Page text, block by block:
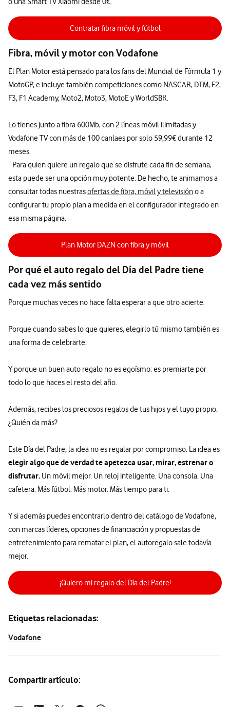
Contratar fibra móvil y fútbol
Fibra, móvil y motor con Vodafone
El Plan Motor está pensado para los fans del Mundial de Fórmula 1 y
MotoGP, e incluye también competiciones como NASCAR, DTM, F2,
F3, F1 Academy, Moto2, Moto3, MotoE y WorldSBK.
Lo tienes junto a fibra 600Mb, con 2 líneas móvil ilimitadas y
Vodafone TV con más de 100 canlaes por solo 59,99€ durante 12
meses.
Para quien quiere un regalo que se disfrute cada fin de semana,
esta puede ser una opción muy potente. De hecho, te animamos a
consultar todas nuestrasofertas de fibra, móvil y televisióno a
configurar tu propio plan a medida en el configurador integrado en
esa misma página.
Plan Motor DAZN con fibra y móvil
Por qué el auto regalo del Día del Padre tiene
cada vez más sentido
Porque muchas veces no hace falta esperar a que otro acierte.
Porque cuando sabes lo que quieres, elegirlo tú mismo también es
una forma de celebrarte.
Y porque un buen auto regalo no es egoísmo: es premiarte por
todo lo que haces el resto del año.
Además, recibes los preciosos regalos de tus hijos y el tuyo propio.
¿Quién da más?
Este Día del Padre, la idea no es regalar por compromiso. La idea es
elegir algo que de verdad te apetezca usar, mirar, estrenar o
disfrutar. Un móvil mejor. Un reloj inteligente. Una consola. Una
cafetera. Más fútbol. Más motor. Más tiempo para ti.
Y si además puedes encontrarlo dentro del catálogo de Vodafone,
con marcas líderes, opciones de financiación y propuestas de
entretenimiento para rematar el plan, el autoregalo sale todavía
mejor.
¡Quiero mi regalo del Día del Padre!
Etiquetas relacionadas:
Vodafone
Compartir artículo: